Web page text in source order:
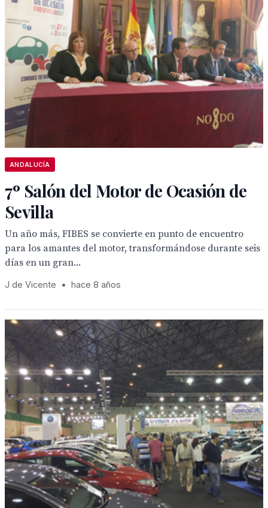
ANDALUCÍA
7º Salón del Motor de Ocasión de
Sevilla
Un año más, FIBES se convierte en punto de encuentro
para los amantes del motor, transformándose durante seis
días en un gran...
J de Vicente • hace 8 años